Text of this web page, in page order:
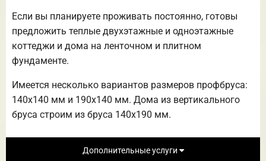
Если вы планируете проживать постоянно, готовы
предложить теплые двухэтажные и одноэтажные
коттеджи и дома на ленточном и плитном
фундаменте.
Имеется несколько вариантов размеров профбруса:
140х140 мм и 190х140 мм. Дома из вертикального
бруса строим из бруса 140х190 мм.
Дополнительные услуги